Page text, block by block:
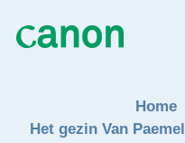
Home
Het gezin Van